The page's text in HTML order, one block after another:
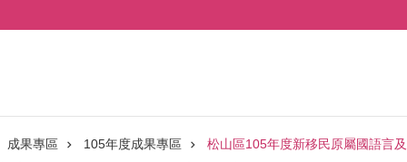
成果專區 105年度成果專區 松山區105年度新移民原屬國語言